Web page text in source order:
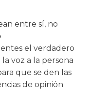
entre sí, no
el verdadero
voz a la persona
que se den las
de opinión